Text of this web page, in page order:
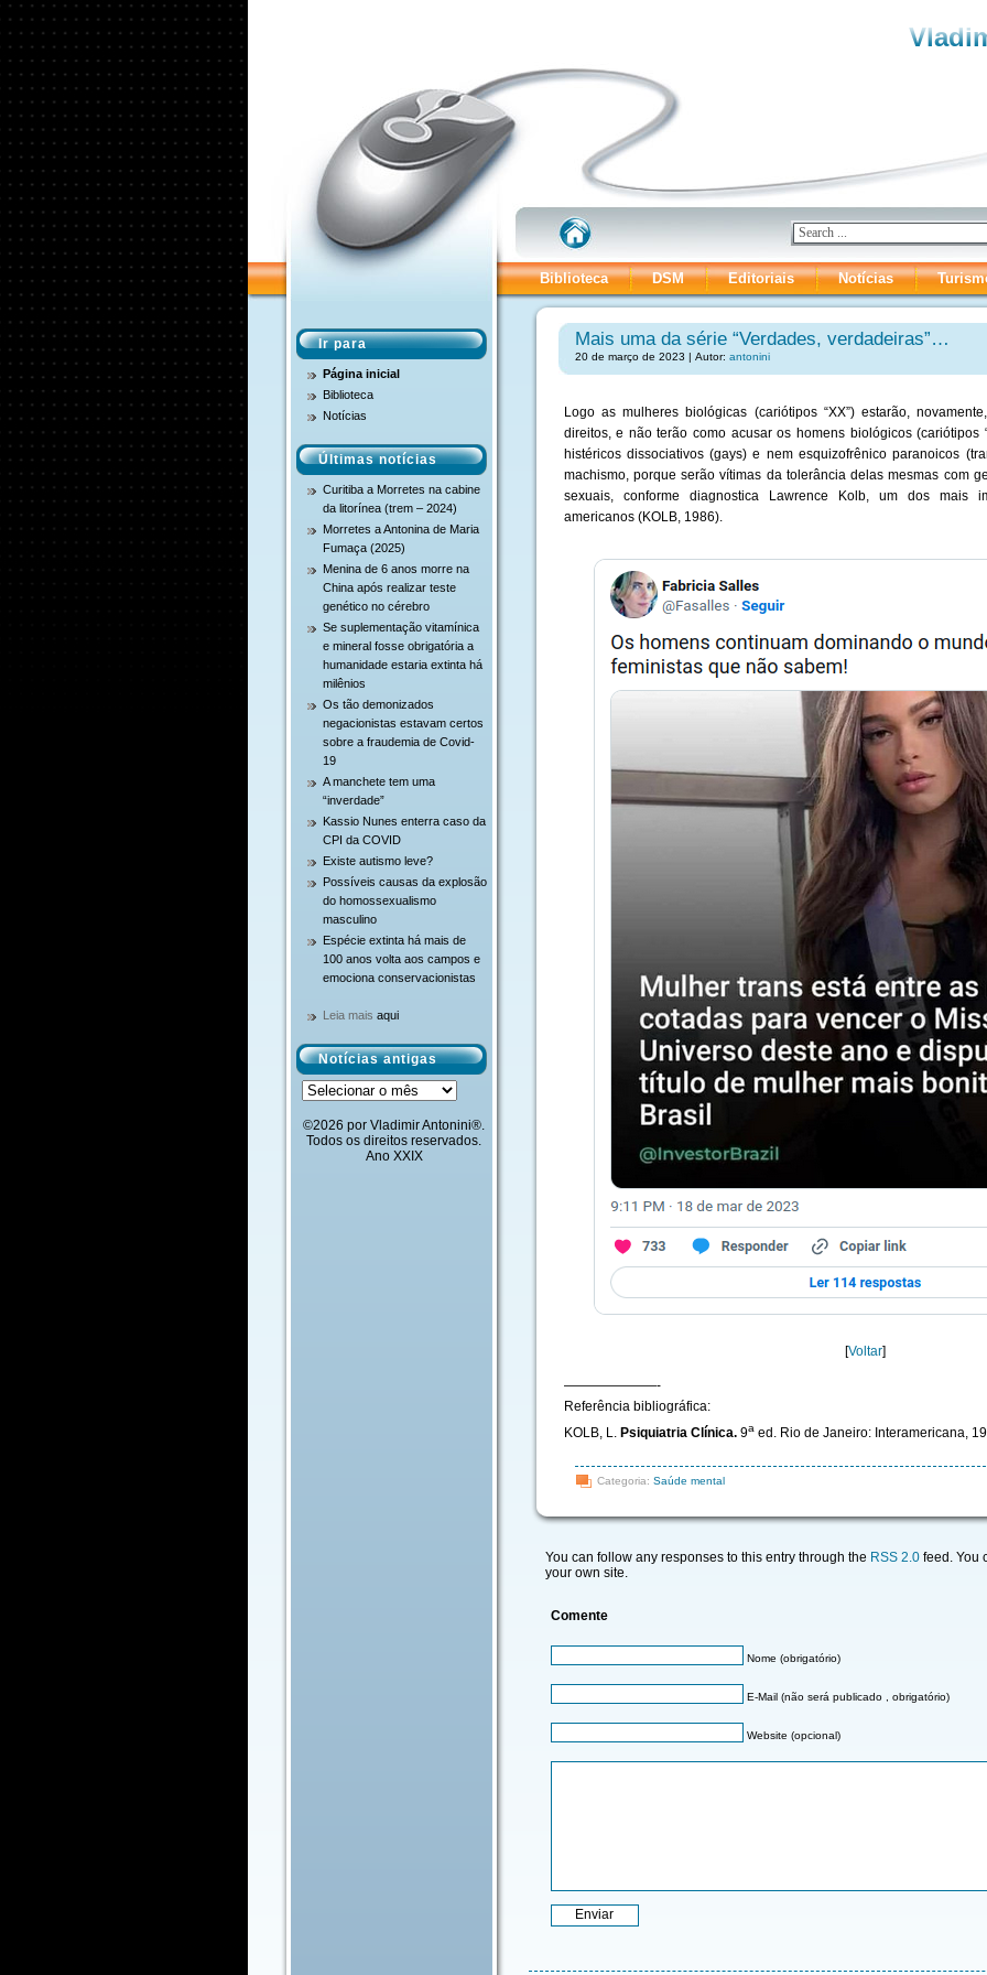
Biblioteca DSM Editoriais Notícias
Ir para
Página inicial
Biblioteca
Notícias
Últimas notícias
Curitiba a Morretes na cabine
da litorínea (trem – 2024)
Morretes a Antonina de Maria
Fumaça (2025)
Menina de 6 anos morre na
China após realizar teste
genético no cérebro
Se suplementação vitamínica
e mineral fosse obrigatória a
humanidade estaria extinta há
milênios
Os tão demonizados
negacionistas estavam certos
sobre a fraudemia de Covid-
19
A manchete tem uma
“inverdade”
Kassio Nunes enterra caso da
CPI da COVID
Existe autismo leve?
Possíveis causas da explosão
do homossexualismo
masculino
Espécie extinta há mais de
100 anos volta aos campos e
emociona conservacionistas
Leia mais aqui
Notícias antigas
Notícias
antigas
©2026 por Vladimir Antonini®.
Todos os direitos reservados.
Ano XXIX
Mais uma da série “Verdades, verdadeiras”…
20 de março de 2023 | Autor: antonini
Logo as mulheres biológicas (cariótipos “XX”) estarão,
direitos, e não terão como acusar os homens biológicos (cariótipos
histéricos dissociativos (gays) e nem esquizofrênico paranoicos
machismo, porque serão vítimas da tolerância delas mesmas com
sexuais, conforme diagnostica Lawrence Kolb, um dos mais
americanos (KOLB, 1986).
[Voltar]
———————-
Referência bibliográfica:
KOLB, L. Psiquiatria Clínica.9aed. Rio de Janeiro: Interamericana,
Categoria: Saúde mental
You can follow any responses to this entry through the RSS 2.0feed. You
your own site.
Comente
Nome (obrigatório)
E-Mail (não será publicado , obrigatório)
Website (opcional)